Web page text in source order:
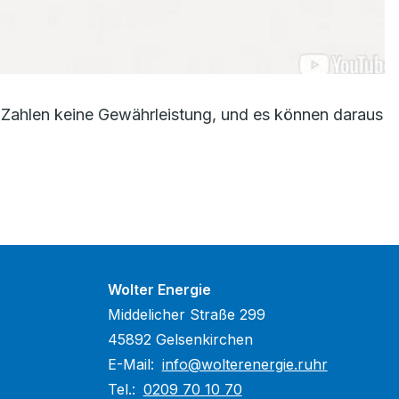
keine Gewährleistung, und es können daraus
Wolter Energie
Middelicher Straße 299
45892 Gelsenkirchen
E-Mail: info@wolterenergie.ruhr
Tel.: 0209 70 10 70